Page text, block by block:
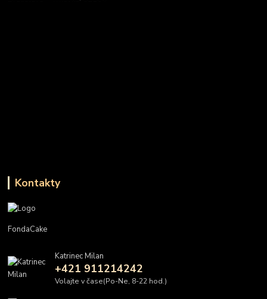
Kontakty
FondaCake
Katrinec Milan
+421 911214242
Volajte v čase(Po-Ne, 8-22 hod.)